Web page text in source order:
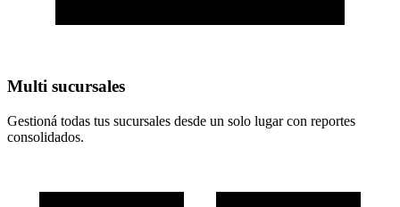
Multi sucursales
Gestioná todas tus sucursales desde un solo lugar con reportes
consolidados.